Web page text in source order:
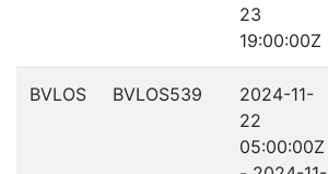
23
19:00:00Z
BVLOS BVLOS539
2024-11-
22
05:00:00Z